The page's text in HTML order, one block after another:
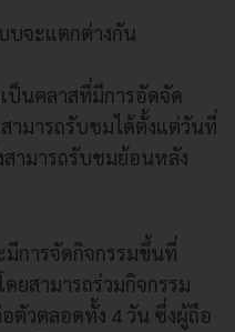
บจะแตกต่างกัน
ป็นคลาสที่มีการอัดจัด
ามารถรับชมได้ตั้งแต่วันที่
สามารถรับชมย้อนหลัง
มีการจัดกิจกรรมขึ้นที่
ดยสามารถร่วมกิจกรรม
วตลอดทั้ง 4 วัน ซึ่งผู้ถือ